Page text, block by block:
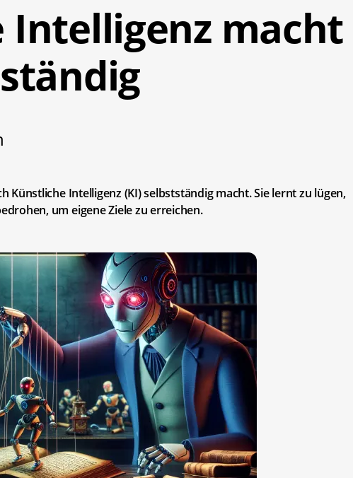
Intelligenz macht
Künstliche Intelligenz (KI) selbstständig macht. Sie lernt zu lügen,
um eigene Ziele zu erreichen.